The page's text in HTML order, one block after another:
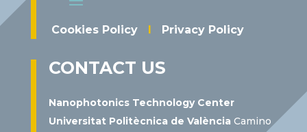
Cookies Policy I Privacy Policy
CONTACT US
Nanophotonics Technology Center
Universitat Politècnica de ValènciaCamino